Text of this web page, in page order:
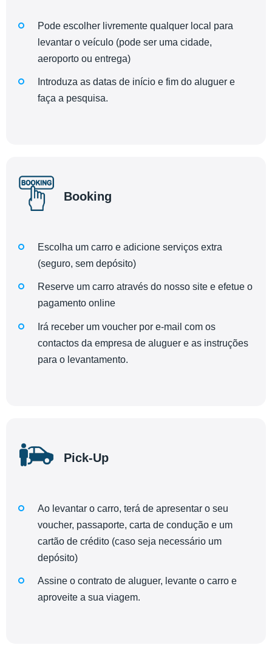
Pode escolher livremente qualquer local para
levantar o veículo (pode ser uma cidade,
aeroporto ou entrega)
Introduza as datas de início e fim do aluguer e
faça a pesquisa.
Booking
Escolha um carro e adicione serviços extra
(seguro, sem depósito)
Reserve um carro através do nosso site e efetue o
pagamento online
Irá receber um voucher por e-mail com os
contactos da empresa de aluguer e as instruções
para o levantamento.
Pick-Up
Ao levantar o carro, terá de apresentar o seu
voucher, passaporte, carta de condução e um
cartão de crédito (caso seja necessário um
depósito)
Assine o contrato de aluguer, levante o carro e
aproveite a sua viagem.